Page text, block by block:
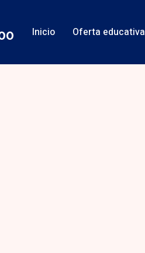
Inicio Oferta educativa